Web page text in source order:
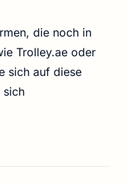
die noch in
Trolley.ae oder
sich auf diese
sich